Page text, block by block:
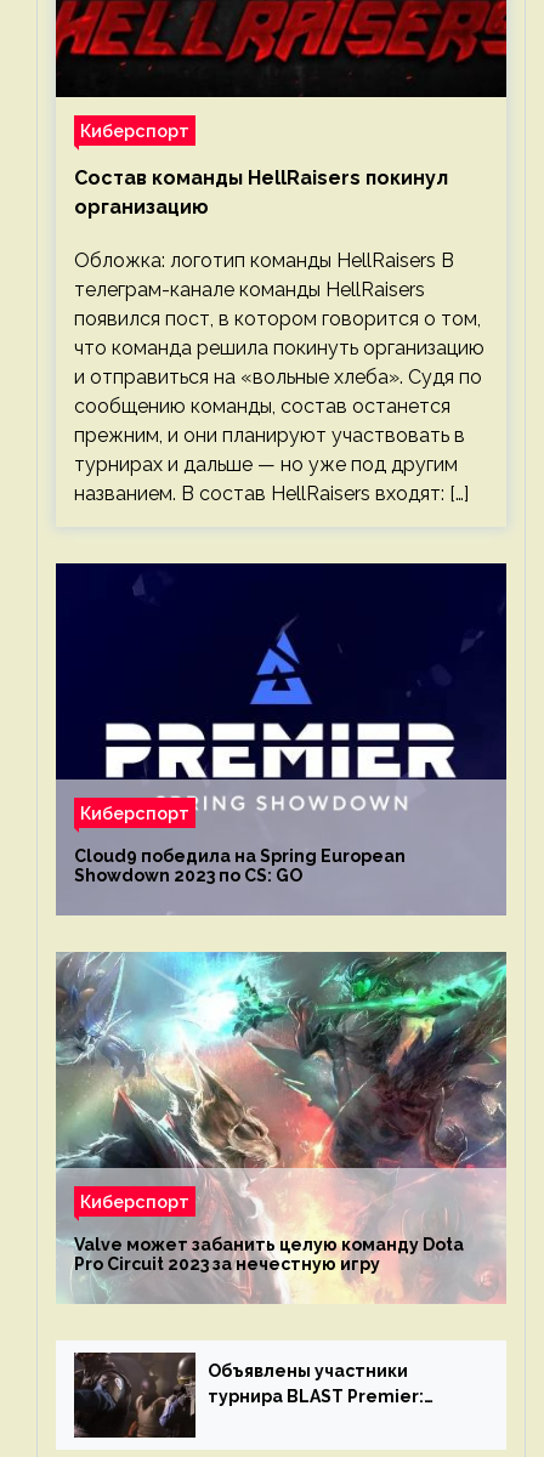
Киберспорт
Состав команды HellRaisers покинул
организацию
Обложка: логотип команды HellRaisers В
телеграм-канале команды HellRaisers
появился пост, в котором говорится о том,
что команда решила покинуть организацию
и отправиться на «вольные хлеба». Судя по
сообщению команды, состав останется
прежним, и они планируют участвовать в
турнирах и дальше — но уже под другим
названием. В состав HellRaisers входят: […]
Киберспорт
Cloud9 победила на Spring European
Showdown 2023 по CS: GO
Киберспорт
Valve может забанить целую команду Dota
Pro Circuit 2023 за нечестную игру
Объявлены участники
турнира BLAST Premier: